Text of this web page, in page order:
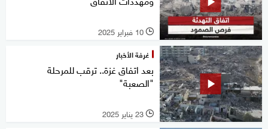
l 10 فبراير 2025
غرفة الأخبار
بعد اتفاق غزة.. ترقب للمرحلة
"الصعبة"
l 23 يناير 2025